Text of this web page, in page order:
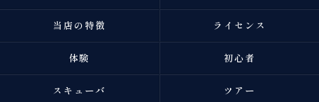
当店の特徴 ライセンス
体験 初心者
スキューバ ツアー